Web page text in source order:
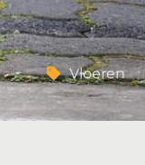
Vloeren